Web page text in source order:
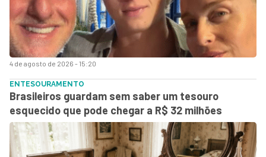
4 de agosto de 2026 - 15:20
ENTESOURAMENTO
Brasileiros guardam sem saber um tesouro
esquecido que pode chegar a R$ 32 milhões